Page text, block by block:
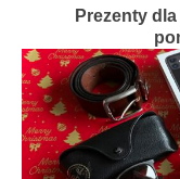
Prezenty